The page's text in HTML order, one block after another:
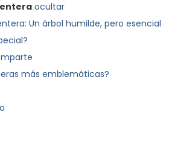
ocultar
Un árbol humilde, pero esencial
más emblemáticas?